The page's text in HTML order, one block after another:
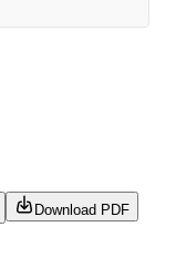
Download PDF